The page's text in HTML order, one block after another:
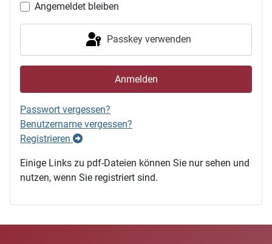
Angemeldet bleiben
Passkey verwenden
Anmelden
Passwort vergessen?
Benutzername vergessen?
Registrieren
Einige Links zu pdf-Dateien können Sie nur sehen und
nutzen, wenn Sie registriert sind.